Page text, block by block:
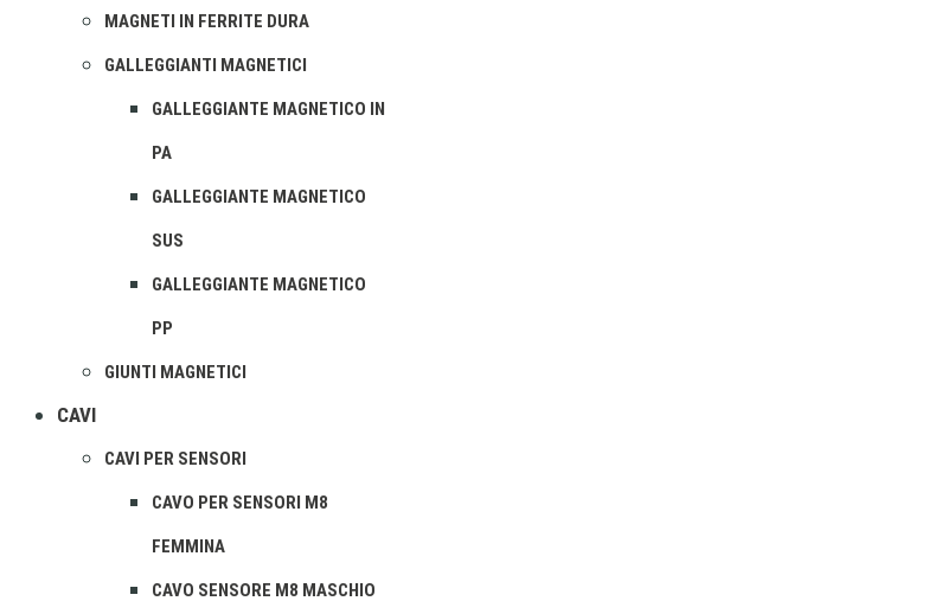
MAGNETI IN FERRITE DURA
GALLEGGIANTI MAGNETICI
GALLEGGIANTE MAGNETICO IN
PA
GALLEGGIANTE MAGNETICO
SUS
GALLEGGIANTE MAGNETICO
PP
GIUNTI MAGNETICI
CAVI
CAVI PER SENSORI
CAVO PER SENSORI M8
FEMMINA
CAVO SENSORE M8 MASCHIO